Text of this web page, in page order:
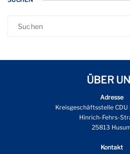
ÜBER
Adresse
Kreisgeschäftsstelle
Hinrich-Fehrs-
25813
Kontakt